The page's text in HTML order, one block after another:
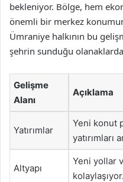
bekleniyor. Bölge, hem
önemli bir merkez
Ümraniye halkının bu
şehrin sunduğu
Gelişme
Alanı
Açıklama
Yatırımlar
Yeni konut
yatırımları
Altyapı
Yeni yollar
kolaylaşıyor.